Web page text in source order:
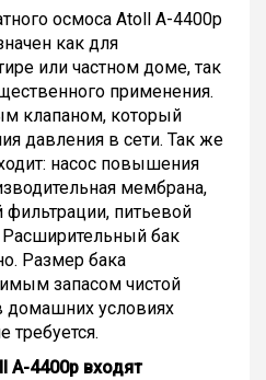
осмоса Atoll A-4400p
как для
или частном доме, так
применения.
клапаном, который
давления в сети. Так же
насос повышения
мембрана,
питьевой
бак
Размер бака
запасом чистой
домашних условиях
требуется.
A-4400p входят